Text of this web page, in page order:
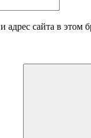
адрес сайта в этом